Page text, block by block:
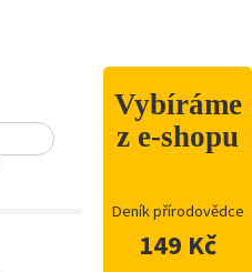
Vybíráme
z e-shopu
Deník přírodovědce
149 Kč